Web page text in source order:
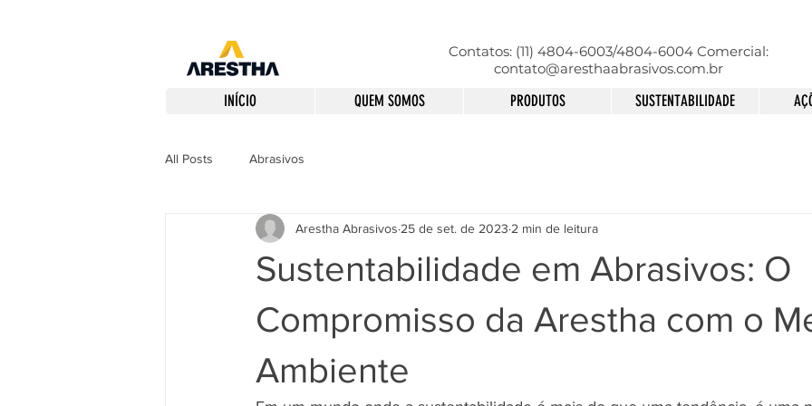
Contatos: (11) 4804-6003/4804-6004 Comercial:
contato@aresthaabrasivos.com.br
INÍCIO QUEM SOMOS PRODUTOS SUSTENTABILIDADE
All Posts Abrasivos
Sustentabilidade em Abrasivos: O
Compromisso da Arestha com o
Ambiente
Arestha Abrasivos 25 de set. de 2023 2 min de leitura